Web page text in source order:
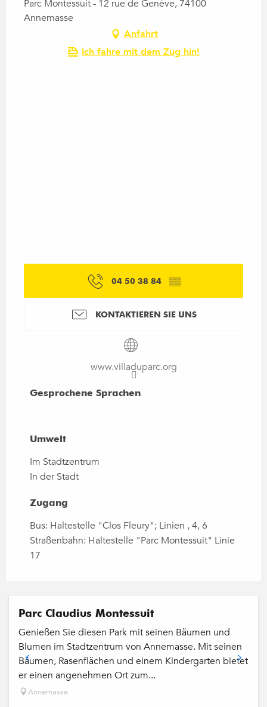
Parc Montessuit - 12 rue de Genève, 74100
Annemasse
Anfahrt
Ich fahre mit dem Zug hin!
04 50 38 84 ▒▒
KONTAKTIEREN SIE UNS
www.villaduparc.org
Gesprochene Sprachen
Gesprochene Sprachen
Umwelt
Umwelt
Im Stadtzentrum
In der Stadt
Zugang
Zugang
Bus: Haltestelle "Clos Fleury"; Linien , 4, 6
Straßenbahn: Haltestelle "Parc Montessuit" Linie
17
Parc Claudius Montessuit
Genießen Sie diesen Park mit seinen Bäumen und
Blumen im Stadtzentrum von Annemasse. Mit seinen
Bäumen, Rasenflächen und einem Kindergarten bietet
er einen angenehmen Ort zum...
Annemasse